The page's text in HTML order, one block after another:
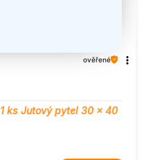
ověřené
1 ks Jutový pytel 30 x 40